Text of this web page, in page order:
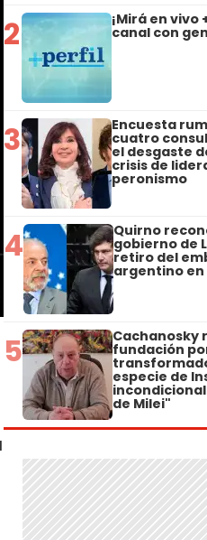
2 ¡Mirá en vivo
canal con
3 Encuesta
cuatro
el desgaste
crisis de
peronismo
4 Quirno
gobierno de
retiro del
argentino en
5 Cachanosky
fundación
especie de
de Milei"